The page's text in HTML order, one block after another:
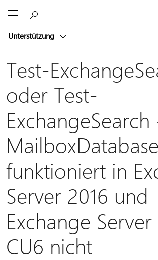
Unterstützung
Test-
oder Test-
ExchangeSearch
MailboxDatabase
funktioniert in
Server 2016 und
Exchange Server
CU6 nicht